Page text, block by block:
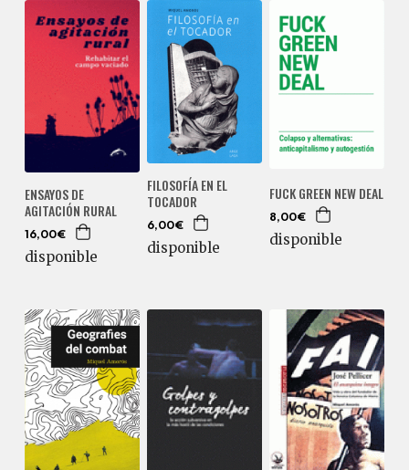
ENSAYOS DE
AGITACIÓN RURAL
16,00€
disponible
FILOSOFÍA EN EL
TOCADOR
6,00€
disponible
FUCK GREEN NEW DEAL
8,00€
disponible